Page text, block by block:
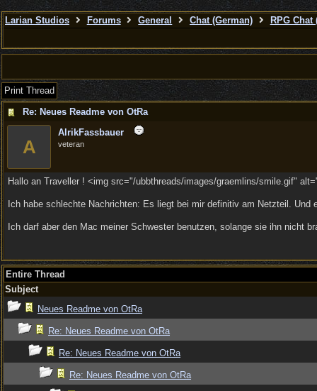
Larian Studios Forums General Chat (German) RPG Chat
Print Thread
Re: Neues Readme von OtRa
A
AlrikFassbauer
veteran
Hallo an Traveller ! <img src="/ubbthreads/images/graemlins/smile.gif"
Ich habe schlechte Nachrichten: Es liegt bei mir definitiv am Netzteil.
Ich darf aber den Mac meiner Schwester benutzen, solange sie ihn nicht
Entire Thread
Subject
Neues Readme von OtRa
Re: Neues Readme von OtRa
Re: Neues Readme von OtRa
Re: Neues Readme von OtRa